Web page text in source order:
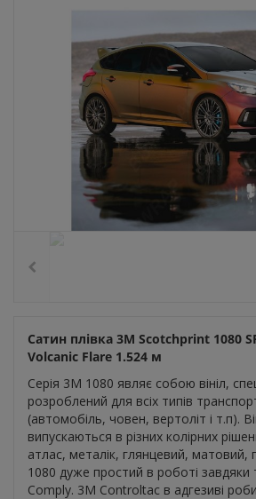
Сатин плівка 3M Scotchprint 1080
Volcanic Flare 1.524 м
Серія 3M 1080 являє собою вініл,
розроблений для всіх типів
(автомобіль, човен, вертоліт і т.п).
випускаються в різних колірних
атлас, металік, глянцевий, матовий,
1080 дуже простий в роботі завдяки
Comply. 3M Controltac в адгезиві